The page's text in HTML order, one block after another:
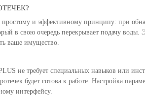
простому и эффективному принципу: при
в свою очередь перекрывает подачу воды.
ваше имущество.
не требует специальных навыков или
будет готова к работе. Настройка
интерфейсу.